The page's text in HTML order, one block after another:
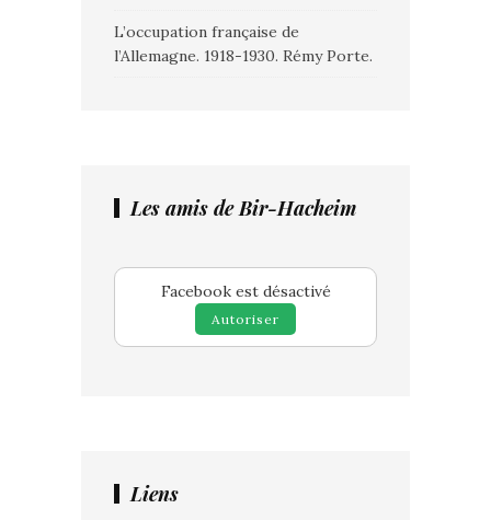
L’occupation française de
l’Allemagne. 1918-1930. Rémy Porte.
Les amis de Bir-Hacheim
Facebook est désactivé
Autoriser
Liens